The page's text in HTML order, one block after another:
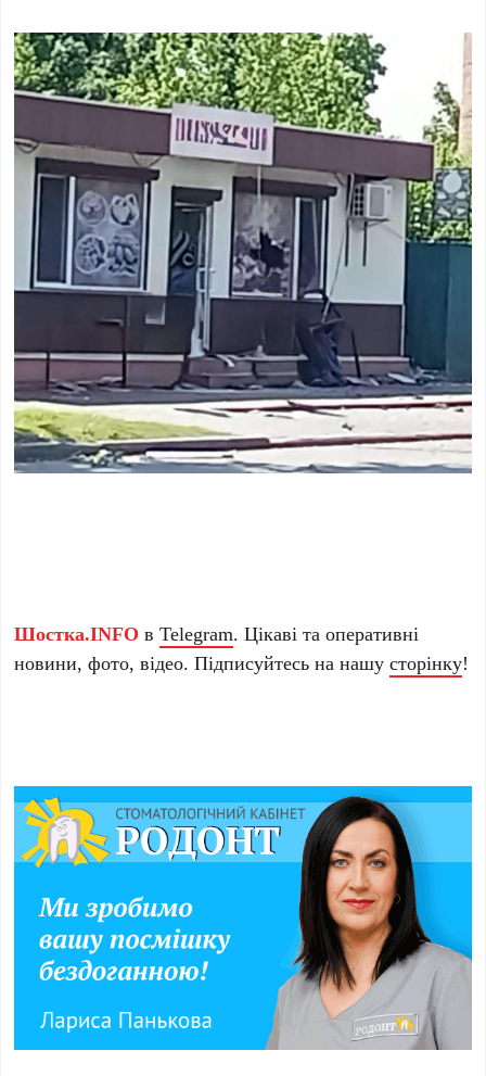
Шостка.INFO вTelegram. Цікаві та оперативні
новини, фото, відео. Підписуйтесь на нашусторінку!